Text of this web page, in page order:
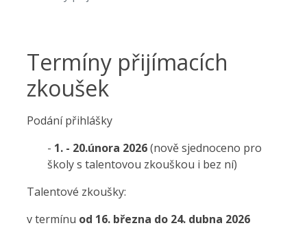
Termíny přijímacích
zkoušek
Podání přihlášky
- 1. - 20.února 2026(nově sjednoceno pro
školy s talentovou zkouškou i bez ní)
Talentové zkoušky:
v termínu od 16. března do 24. dubna 2026